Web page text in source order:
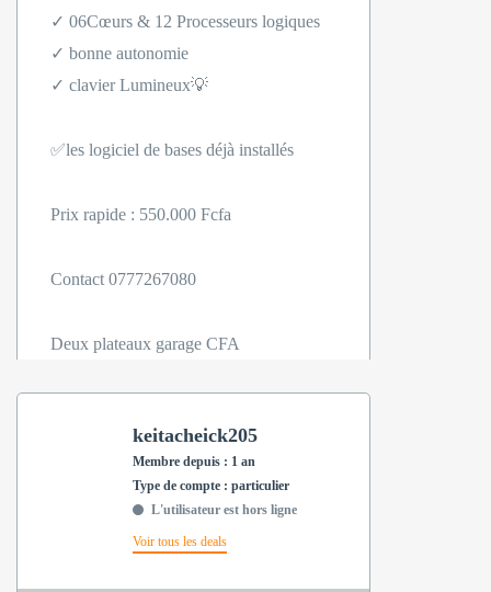
✓ 06Cœurs & 12 Processeurs logiques
✓ bonne autonomie
✓ clavier Lumineux💡
✅les logiciel de bases déjà installés
Prix rapide : 550.000 Fcfa
Contact 0777267080
Deux plateaux garage CFA
keitacheick205
Membre depuis : 1 an
type de compte : particulier
L'utilisateur est hors ligne
Voir tous les deals